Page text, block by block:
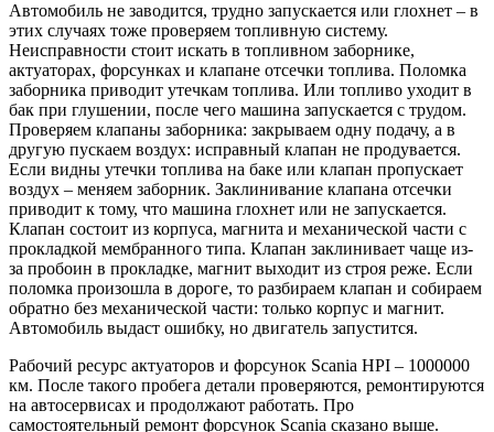
Автомобиль не заводится, трудно запускается или глохнет – в
этих случаях тоже проверяем топливную систему.
Неисправности стоит искать в топливном заборнике,
актуаторах, форсунках и клапане отсечки топлива. Поломка
заборника приводит утечкам топлива. Или топливо уходит в
бак при глушении, после чего машина запускается с трудом.
Проверяем клапаны заборника: закрываем одну подачу, а в
другую пускаем воздух: исправный клапан не продувается.
Если видны утечки топлива на баке или клапан пропускает
воздух – меняем заборник. Заклинивание клапана отсечки
приводит к тому, что машина глохнет или не запускается.
Клапан состоит из корпуса, магнита и механической части с
прокладкой мембранного типа. Клапан заклинивает чаще из-
за пробоин в прокладке, магнит выходит из строя реже. Если
поломка произошла в дороге, то разбираем клапан и собираем
обратно без механической части: только корпус и магнит.
Автомобиль выдаст ошибку, но двигатель запустится.
Рабочий ресурс актуаторов и форсунок Scania HPI – 1000000
км. После такого пробега детали проверяются, ремонтируются
на автосервисах и продолжают работать. Про
самостоятельный ремонт форсунок Scania сказано выше.